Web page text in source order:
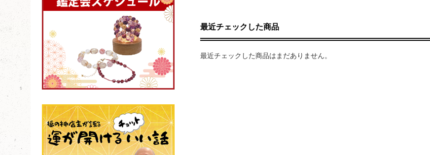
最近チェックした商品
最近チェックした商品はまだありません。